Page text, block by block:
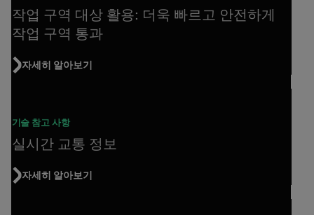
작업 구역 대상 활용: 더욱 빠르고 안전하게
작업 구역 통과
자세히 알아보기
기술 참고 사항
실시간 교통 정보
자세히 알아보기